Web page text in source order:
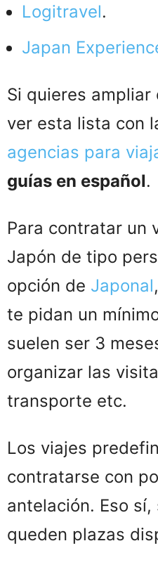
Logitravel.
Japan
Si quieres
ver esta lista con
agencias para
guías en español.
Para contratar un
Japón de tipo
opción de Japonal
te pidan un
suelen ser 3
organizar las
transporte etc.
Los viajes
contratarse con
antelación. Eso
queden plazas